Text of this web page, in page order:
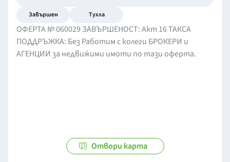
Завършен Тухла
ОФЕРТА № 060029 ЗАВЪРШЕНОСТ: Акт 16 ТАКСА
ПОДДРЪЖКА: Без Работим с колеги БРОКЕРИ и
АГЕНЦИИ за недвижими имоти по тази оферта.
Отвори карта